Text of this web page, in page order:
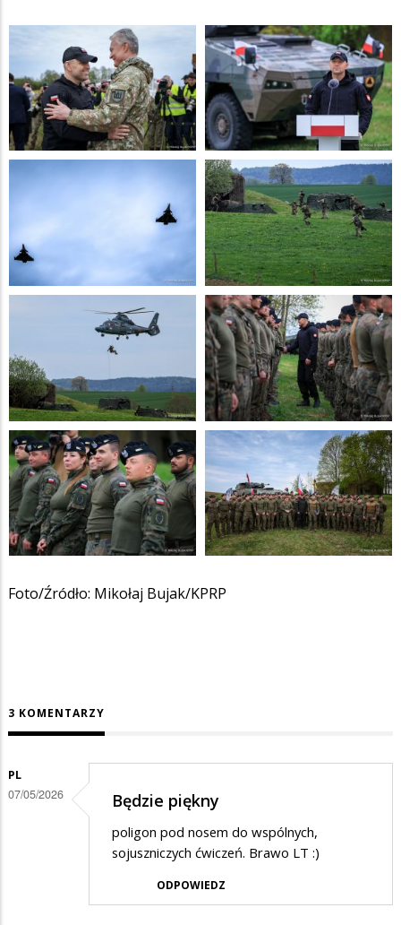
Foto/Źródło: Mikołaj Bujak/KPRP
3 KOMENTARZY
PL
07/05/2026 Będzie piękny
poligon pod nosem do wspólnych,
sojuszniczych ćwiczeń. Brawo LT :)
ODPOWIEDZ